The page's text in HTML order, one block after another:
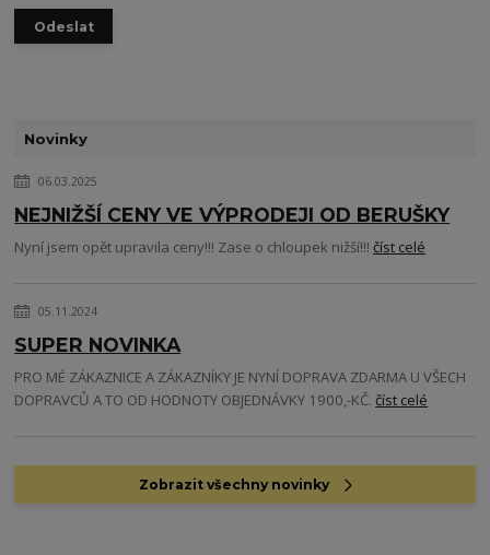
Novinky
06.03.2025
NEJNIŽŠÍ CENY VE VÝPRODEJI OD BERUŠKY
Nyní jsem opět upravila ceny!!! Zase o chloupek nižší!!!číst celé
05.11.2024
SUPER NOVINKA
PRO MÉ ZÁKAZNICE A ZÁKAZNÍKY JE NYNÍ DOPRAVA ZDARMA U VŠECH
DOPRAVCŮ A TO OD HODNOTY OBJEDNÁVKY 1900,-KČ.číst celé
Zobrazit všechny novinky